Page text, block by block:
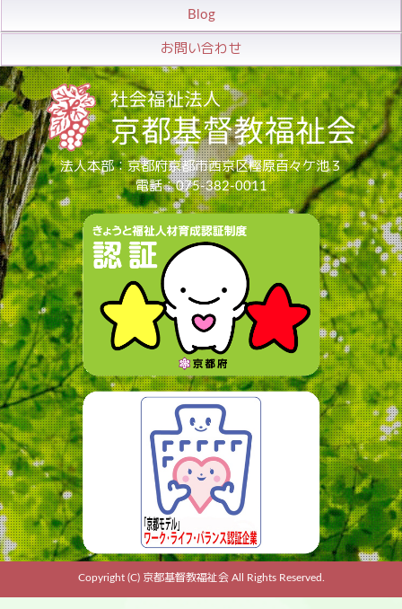
Blog
お問い合わせ
法人本部：京都府京都市西京区樫原百々ケ池３
電話：075-382-0011
Copyright (C) 京都基督教福祉会 All Rights Reserved.